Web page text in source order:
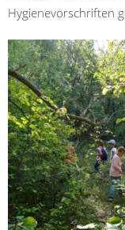
Hygienevorschriften